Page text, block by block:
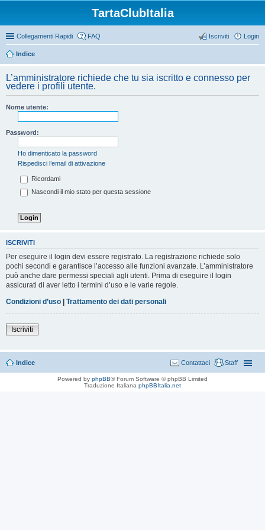
TartaClubItalia
Collegamenti Rapidi FAQ Login
Iscriviti
Indice
L’amministratore richiede che tu sia iscritto e connesso per
vedere i profili utente.
Nome utente:
Password:
Ho dimenticato la password
Rispedisci l’email di attivazione
Ricordami
Nascondi il mio stato per questa sessione
ISCRIVITI
Per eseguire il login devi essere registrato. La registrazione richiede solo
pochi secondi e garantisce l’accesso alle funzioni avanzate. L’amministratore
può anche dare permessi speciali agli utenti. Prima di eseguire il login
assicurati di aver letto i termini d’uso e le varie regole.
Condizioni d’uso | Trattamento dei dati personali
Iscriviti
Indice Staff
Contattaci
Powered by phpBB® Forum Software © phpBB Limited
Traduzione Italiana phpBBItalia.net